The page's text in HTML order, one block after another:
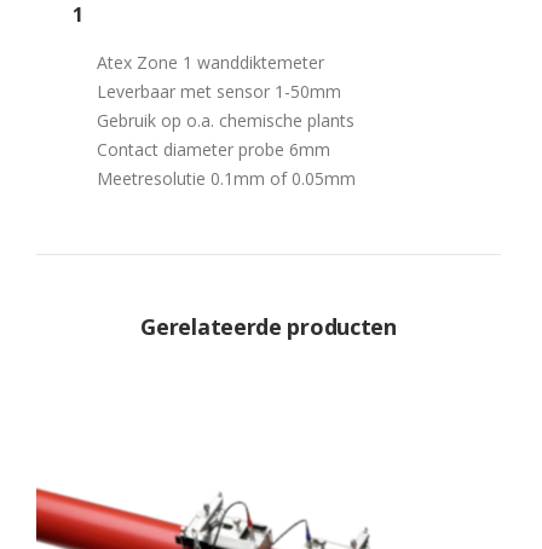
1
Atex Zone 1 wanddiktemeter
Leverbaar met sensor 1-50mm
Gebruik op o.a. chemische plants
Contact diameter probe 6mm
Meetresolutie 0.1mm of 0.05mm
Gerelateerde producten